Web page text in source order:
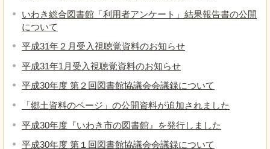
いわき総合図書館「利用者アンケート」結果報告書の公開
について
平成31年２月受入視聴覚資料のお知らせ
平成31年1月受入視聴覚資料のお知らせ
平成30年度 第２回図書館協議会会議録について
「郷土資料のページ」の公開資料が追加されました
平成30年度『いわき市の図書館』を発行しました
平成30年度 第１回図書館協議会会議録について